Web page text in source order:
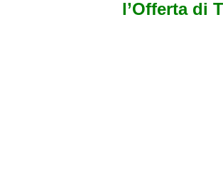
l’Offerta di